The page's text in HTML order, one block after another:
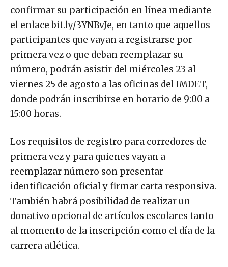
confirmar su participación en línea mediante
el enlace bit.ly/3YNBvJe, en tanto que aquellos
participantes que vayan a registrarse por
primera vez o que deban reemplazar su
número, podrán asistir del miércoles 23 al
viernes 25 de agosto a las oficinas del IMDET,
donde podrán inscribirse en horario de 9:00 a
15:00 horas.
Los requisitos de registro para corredores de
primera vez y para quienes vayan a
reemplazar número son presentar
identificación oficial y firmar carta responsiva.
También habrá posibilidad de realizar un
donativo opcional de artículos escolares tanto
al momento de la inscripción como el día de la
carrera atlética.